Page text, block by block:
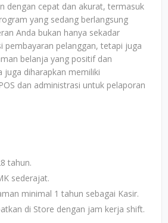
dengan cepat dan akurat, termasuk
yang sedang berlangsung
Anda bukan hanya sekadar
pembayaran pelanggan, tetapi juga
belanja yang positif dan
juga diharapkan memiliki
dan administrasi untuk pelaporan
tahun.
sederajat.
minimal 1 tahun sebagai Kasir.
di Store dengan jam kerja shift.